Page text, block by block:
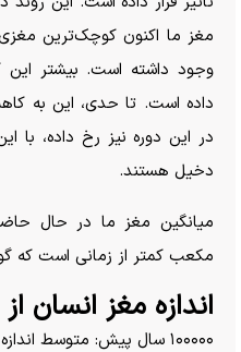
داده است. تا حدی، این به
در این دوره نیز رخ داده، با
دخیل هستند.
مکعب کمتر از زمانی است که
اندازه مغز انسان از ۱۰۰ هزار سال پیش
۱۰۰۰۰۰ سال پیش: متوسط اندازه مغز: ۱۵۰۰ سی سی